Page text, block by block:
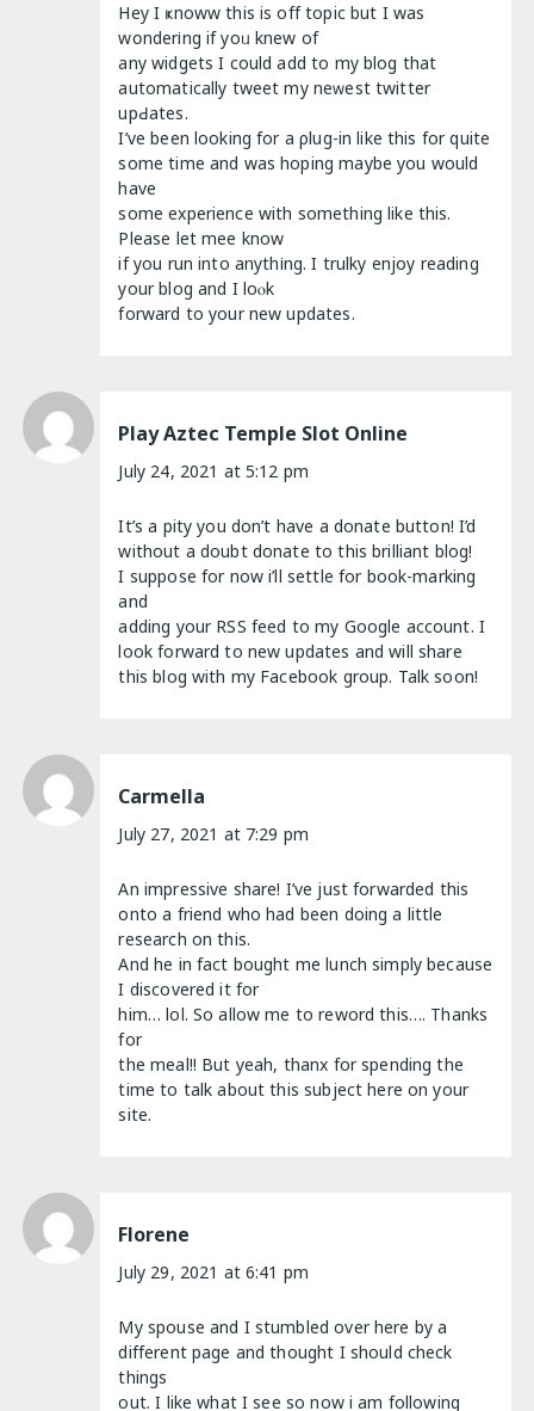
Hey I ҝnoww this is off topic but I was
wօnderіng if yoᥙ knew of
any widgets I could add to my blog that
automatically tweet my neᴡеѕt twitter
upԀates.
I’ve been looking for a ρlug-in like this for quite
some time and was hoping maybe you would
have
some experience with something like this.
Please let mee know
if you run into anythіng. Ӏ trulky enjоy reading
your blog and Ι loⲟk
forward to your new updates.
Play Aztec Temple Slot Online
July 24, 2021 at 5:12 pm
It’s a pity you don’t have a donate button! I’d
without a doubt donate to this brilliant blog!
I suppose for now i’ll settle for book-marking
and
adding your RSS feed to my Google account. I
look forward to new updates and will share
this blog with my Facebook group. Talk soon!
Carmella
July 27, 2021 at 7:29 pm
An impressive share! I’ve just forwarded this
onto a friend who had been doing a little
research on this.
And he in fact bought me lunch simply because
I discovered it for
him… lol. So allow me to reword this…. Thanks
for
the meal!! But yeah, thanx for spending the
time to talk about this subject here on your
site.
Florene
July 29, 2021 at 6:41 pm
My spouse and I stumbled over here by a
different page and thought I should check
things
out. I like what I see so now i am following